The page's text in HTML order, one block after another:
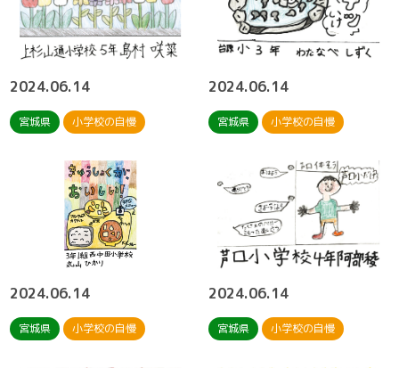
2024.06.14
宮城県 小学校の自慢
2024.06.14
宮城県 小学校の自慢
2024.06.14
宮城県 小学校の自慢
2024.06.14
宮城県 小学校の自慢